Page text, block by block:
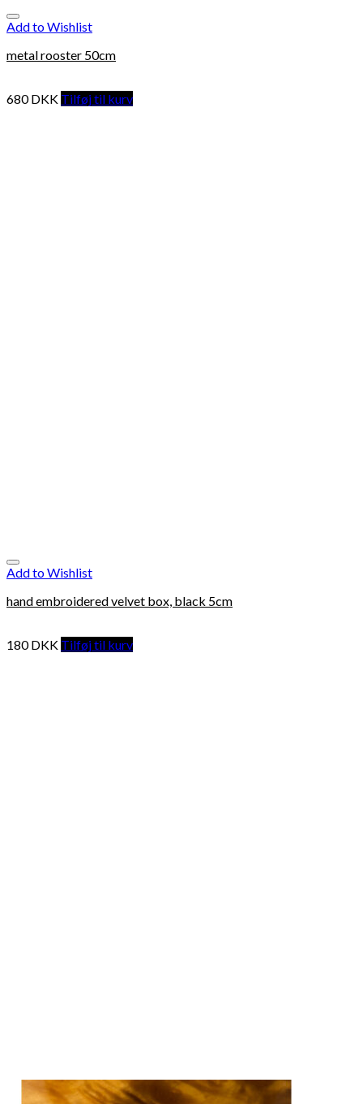
Add to Wishlist
metal rooster 50cm
680DKK Tilføj til kurv
Add to Wishlist
hand embroidered velvet box, black 5cm
180DKK Tilføj til kurv